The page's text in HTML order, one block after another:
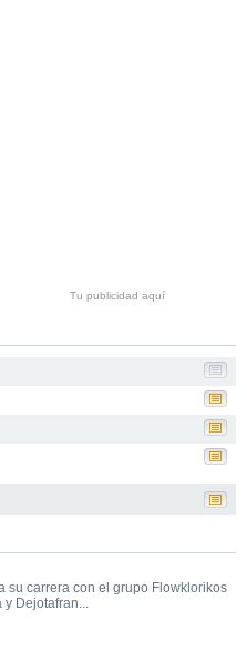
Tu publicidad aquí
su carrera con el grupo Flowklorikos
y Dejotafran...